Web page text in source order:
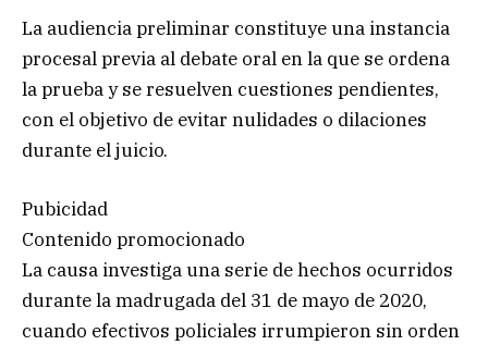
La audiencia preliminar constituye una instancia
procesal previa al debate oral en la que se ordena
la prueba y se resuelven cuestiones pendientes,
con el objetivo de evitar nulidades o dilaciones
durante el juicio.
Pubicidad
Contenido promocionado
La causa investiga una serie de hechos ocurridos
durante la madrugada del 31 de mayo de 2020,
cuando efectivos policiales irrumpieron sin orden